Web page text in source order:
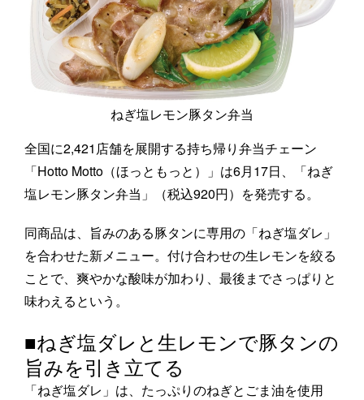
ねぎ塩レモン豚タン弁当
全国に2,421店舗を展開する持ち帰り弁当チェーン
「Hotto Motto（ほっともっと）」は6月17日、「ねぎ
塩レモン豚タン弁当」（税込920円）を発売する。
同商品は、旨みのある豚タンに専用の「ねぎ塩ダレ」
を合わせた新メニュー。付け合わせの生レモンを絞る
ことで、爽やかな酸味が加わり、最後までさっぱりと
味わえるという。
■ねぎ塩ダレと生レモンで豚タンの
旨みを引き立てる
「ねぎ塩ダレ」は、たっぷりのねぎとごま油を使用